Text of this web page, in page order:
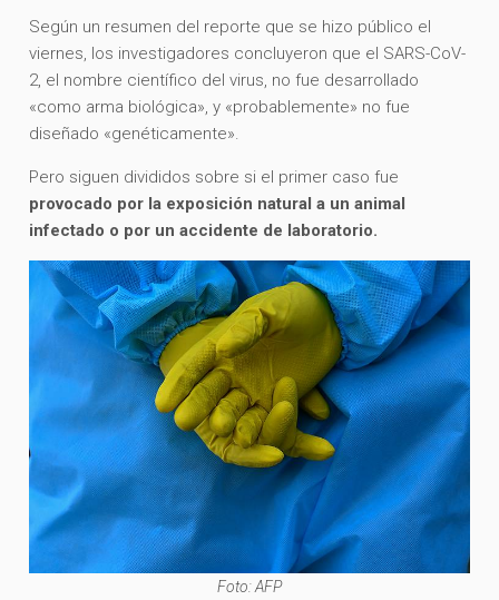
Según un resumen del reporte que se hizo público el
viernes, los investigadores concluyeron que el SARS-CoV-
2, el nombre científico del virus, no fue desarrollado
«como arma biológica», y «probablemente» no fue
diseñado «genéticamente».
Pero siguen divididos sobre si el primer caso fue
provocado por la exposición natural a un animal
infectado o por un accidente de laboratorio.
Foto: AFP